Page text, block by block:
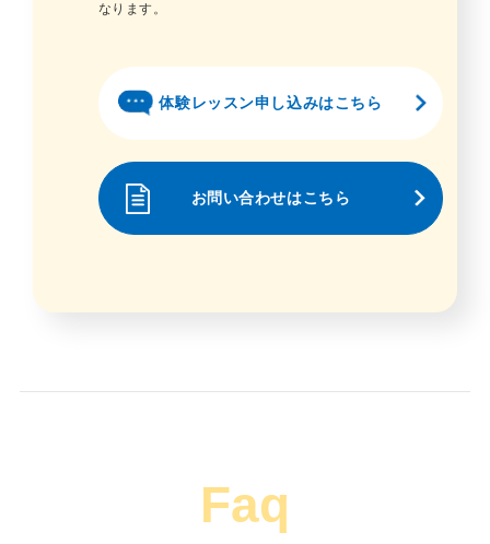
なります。
体験レッスン申し込みはこちら
お問い合わせはこちら
Faq